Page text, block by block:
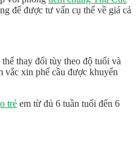
để được tư vấn cụ thể về giá cả
thể thay đổi tùy theo độ tuổi và
xin phế cầu được khuyến
trẻ em từ đủ 6 tuần tuổi đến 6